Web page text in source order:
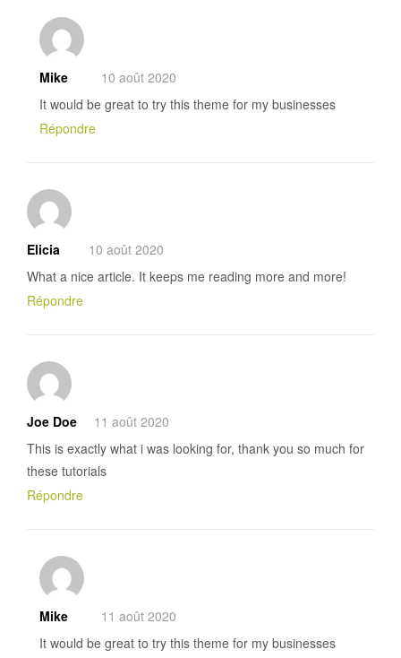
Mike
10 août 2020
It would be great to try this theme for my businesses
Répondre
Elicia
10 août 2020
What a nice article. It keeps me reading more and more!
Répondre
Joe Doe
11 août 2020
This is exactly what i was looking for, thank you so much for
these tutorials
Répondre
Mike
11 août 2020
It would be great to try this theme for my businesses